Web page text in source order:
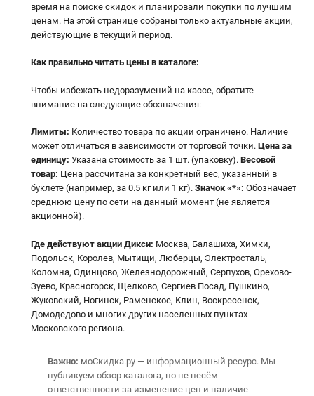
время на поиске скидок и планировали покупки по лучшим
ценам. На этой странице собраны только актуальные акции,
действующие в текущий период.
Как правильно читать цены в каталоге:
Чтобы избежать недоразумений на кассе, обратите
внимание на следующие обозначения:
Лимиты: Количество товара по акции ограничено. Наличие
может отличаться в зависимости от торговой точки. Цена за
единицу: Указана стоимость за 1 шт. (упаковку). Весовой
товар: Цена рассчитана за конкретный вес, указанный в
буклете (например, за 0.5 кг или 1 кг). Значок «*»: Обозначает
среднюю цену по сети на данный момент (не является
акционной).
Где действуют акции Дикси: Москва, Балашиха, Химки,
Подольск, Королев, Мытищи, Люберцы, Электросталь,
Коломна, Одинцово, Железнодорожный, Серпухов, Орехово-
Зуево, Красногорск, Щелково, Сергиев Посад, Пушкино,
Жуковский, Ногинск, Раменское, Клин, Воскресенск,
Домодедово и многих других населенных пунктах
Московского региона.
Важно: моСкидка.ру — информационный ресурс. Мы
публикуем обзор каталога, но не несём
ответственности за изменение цен и наличие